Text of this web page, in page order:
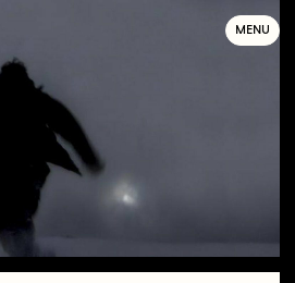
MENU